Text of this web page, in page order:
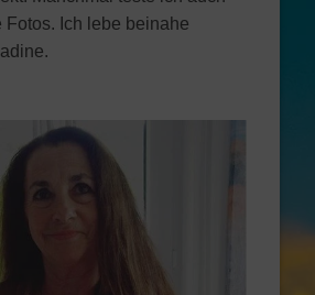
Fotos. Ich lebe beinahe